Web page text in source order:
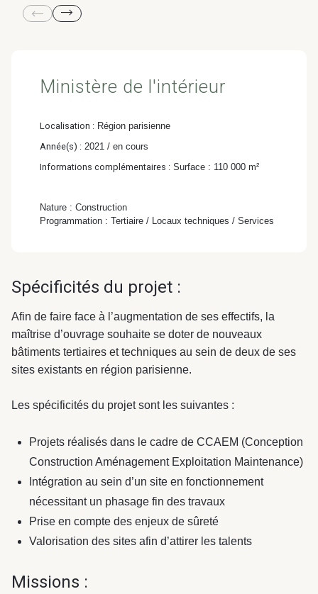
& Transition
Biodiversité & Génie
écologique
Quartier
Pharmaceutique
Ministère de l'intérieur
Localisation : Région parisienne
Année(s) : 2021 / en cours
Informations complémentaires : Surface : 110 000 m²
Nature : Construction
Programmation : Tertiaire / Locaux techniques / Services
Spécificités du projet :
Afin de faire face à l’augmentation de ses effectifs, la
maîtrise d’ouvrage souhaite se doter de nouveaux
bâtiments tertiaires et techniques au sein de deux de ses
sites existants en région parisienne.
Les spécificités du projet sont les suivantes :
Projets réalisés dans le cadre de CCAEM (Conception
Construction Aménagement Exploitation Maintenance)
Intégration au sein d’un site en fonctionnement
nécessitant un phasage fin des travaux
Prise en compte des enjeux de sûreté
Valorisation des sites afin d’attirer les talents
Missions :